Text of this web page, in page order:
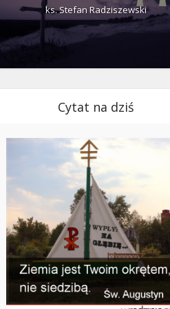
ks. Stefan Radziszewski
Cytat na dziś